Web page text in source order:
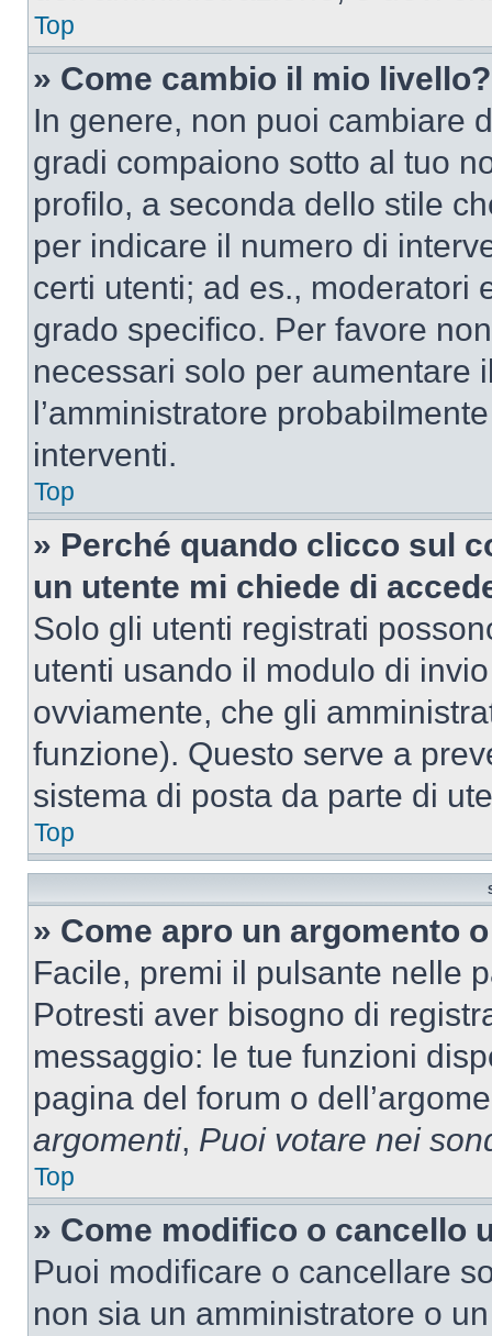
Top
» Come cambio il mio livello?
In genere, non puoi cambiare
gradi compaiono sotto al tuo
profilo, a seconda dello stile
per indicare il numero di
certi utenti; ad es., moderatori
grado specifico. Per favore
necessari solo per aumentare
l’amministratore
interventi.
Top
» Perché quando clicco sul
un utente mi chiede di
Solo gli utenti registrati
utenti usando il modulo di
ovviamente, che gli
funzione). Questo serve a
sistema di posta da parte di
Top
» Come apro un argomento
Facile, premi il pulsante nelle
Potresti aver bisogno di
messaggio: le tue funzioni
pagina del forum o
argomenti, Puoi votare nei
Top
» Come modifico o cancello
Puoi modificare o cancellare
non sia un amministratore o